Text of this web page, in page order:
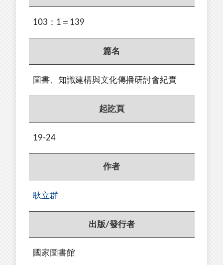
103：1＝139
篇名
圖書、知識建構與文化傳播研討會紀實
起訖頁
19-24
作者
耿立群
出版/發行者
國家圖書館